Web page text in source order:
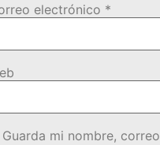
electrónico *
Guarda mi nombre,